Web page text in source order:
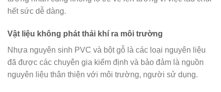
hết sức dễ dàng.
Vật liệu không phát thải khí ra môi trường
Nhựa nguyên sinh PVC và bột gỗ là các loại nguyên liệu
đã được các chuyên gia kiểm định và bảo đảm là nguồn
nguyên liệu thân thiện với môi trường, người sử dụng.